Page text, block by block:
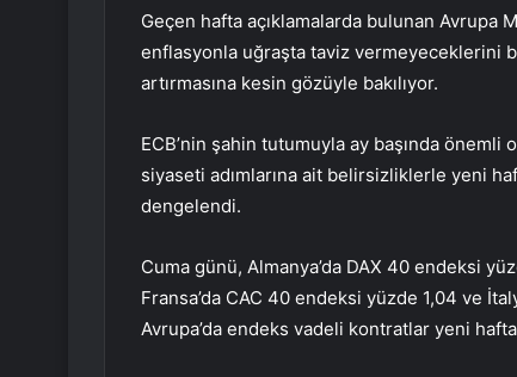
Geçen hafta açıklamalarda bulunan Avrupa
enflasyonla uğraşta taviz vermeyeceklerini
artırmasına kesin gözüyle bakılıyor.
ECB’nin şahin tutumuyla ay başında
siyaseti adımlarına ait belirsizliklerle yeni
dengelendi.
Cuma günü, Almanya’da DAX 40 endeksi
Fransa’da CAC 40 endeksi yüzde 1,04 ve
Avrupa’da endeks vadeli kontratlar yeni